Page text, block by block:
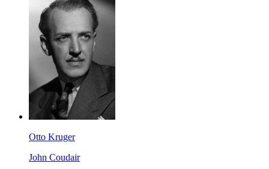
Otto Kruger
John Coudair